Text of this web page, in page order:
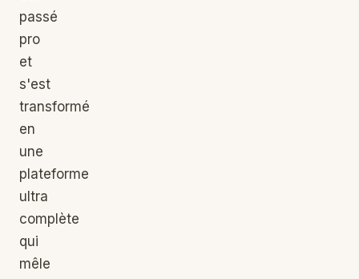
passé
pro
et
s'est
transformé
en
une
plateforme
ultra
complète
qui
mêle